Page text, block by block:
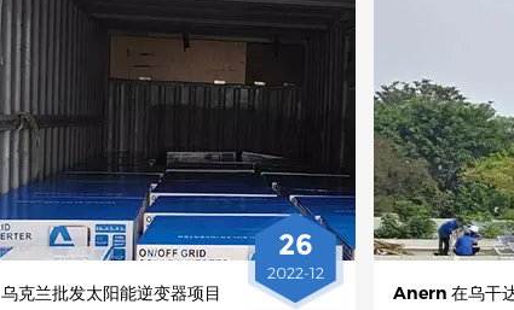
26
2022-12
乌克兰批发太阳能逆变器项目
Anern 在乌干